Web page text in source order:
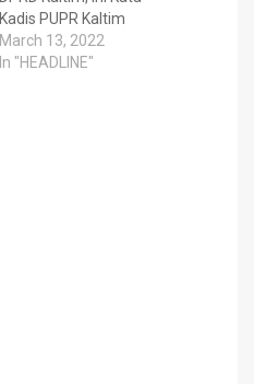
Kadis PUPR Kaltim
March 13, 2022
In "HEADLINE"